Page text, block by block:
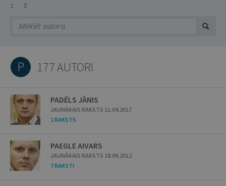
Z
Ž
P 177 AUTORI
PADĒLS JĀNIS
JAUNĀKAIS RAKSTS 11.04.2017
1 RAKSTS
PAEGLE AIVARS
JAUNĀKAIS RAKSTS 18.09.2012
7 RAKSTI